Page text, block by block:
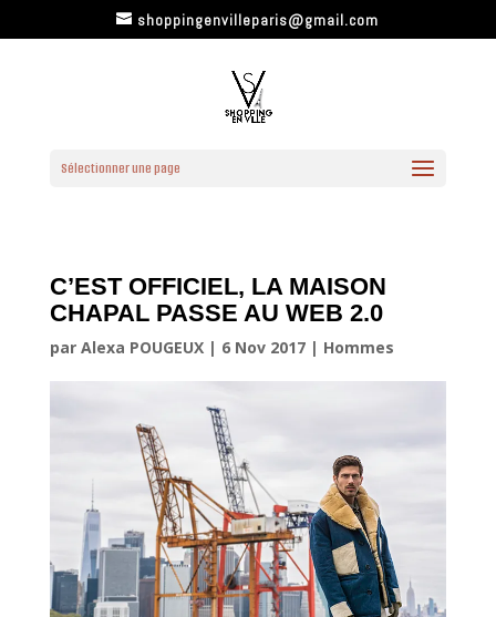
shoppingenvilleparis@gmail.com
Sélectionner une page
C’EST OFFICIEL, LA MAISON
CHAPAL PASSE AU WEB 2.0
par Alexa POUGEUX| 6 Nov 2017| Hommes